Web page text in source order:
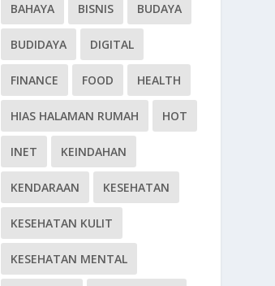
BAHAYA BISNIS BUDAYA
BUDIDAYA DIGITAL
FINANCE FOOD HEALTH
HIAS HALAMAN RUMAH HOT
INET KEINDAHAN
KENDARAAN KESEHATAN
KESEHATAN KULIT
KESEHATAN MENTAL